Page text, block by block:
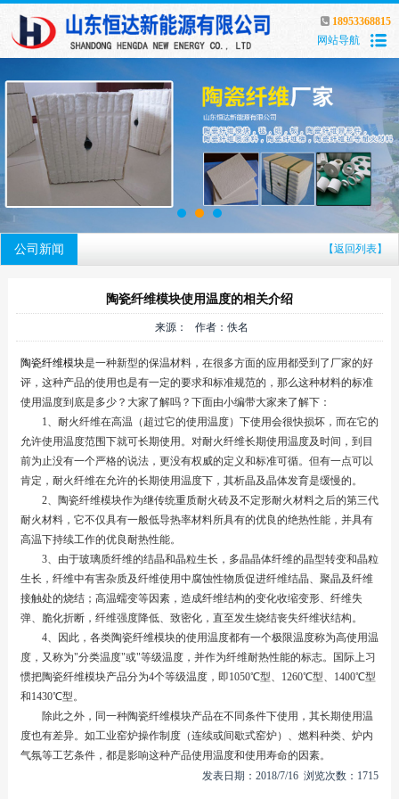
18953368815
网站导航
公司新闻 【返回列表】
陶瓷纤维模块使用温度的相关介绍
来源： 作者：佚名
陶瓷纤维模块是一种新型的保温材料，在很多方面的应用都受到了厂家的好
评，这种产品的使用也是有一定的要求和标准规范的，那么这种材料的标准
使用温度到底是多少？大家了解吗？下面由小编带大家来了解下：
1、耐火纤维在高温（超过它的使用温度）下使用会很快损坏，而在它的
允许使用温度范围下就可长期使用。对耐火纤维长期使用温度及时间，到目
前为止没有一个严格的说法，更没有权威的定义和标准可循。但有一点可以
肯定，耐火纤维在允许的长期使用温度下，其析晶及晶体发育是缓慢的。
2、陶瓷纤维模块作为继传统重质耐火砖及不定形耐火材料之后的第三代
耐火材料，它不仅具有一般低导热率材料所具有的优良的绝热性能，并具有
高温下持续工作的优良耐热性能。
3、由于玻璃质纤维的结晶和晶粒生长，多晶晶体纤维的晶型转变和晶粒
生长，纤维中有害杂质及纤维使用中腐蚀性物质促进纤维结晶、聚晶及纤维
接触处的烧结；高温蠕变等因素，造成纤维结构的变化收缩变形、纤维失
弹、脆化折断，纤维强度降低、致密化，直至发生烧结丧失纤维状结构。
4、因此，各类陶瓷纤维模块的使用温度都有一个极限温度称为高使用温
度，又称为"分类温度"或"等级温度，并作为纤维耐热性能的标志。国际上习
惯把陶瓷纤维模块产品分为4个等级温度，即1050℃型、1260℃型、1400℃型
和1430℃型。
除此之外，同一种陶瓷纤维模块产品在不同条件下使用，其长期使用温
度也有差异。如工业窑炉操作制度（连续或间歇式窑炉）、燃料种类、炉内
气氛等工艺条件，都是影响这种产品使用温度和使用寿命的因素。
发表日期：2018/7/16 浏览次数：1715